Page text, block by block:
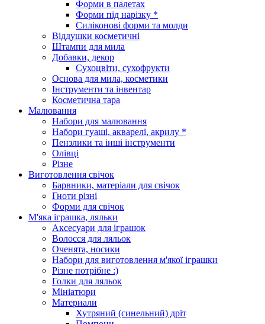
Форми в палетах
Форми під нарізку *
Силіконові форми та молди
Віддушки косметичні
Штампи для мила
Добавки, декор
Сухоцвіти, сухофрукти
Основа для мила, косметики
Інструменти та інвентар
Косметична тара
Малювання
Набори для малювання
Набори гуаші, акварелі, акрилу *
Пензлики та інші інструменти
Олівці
Різне
Виготовлення свічок
Барвники, матеріали для свічок
Гноти різні
Форми для свічок
М'яка іграшка, ляльки
Аксесуари для іграшок
Волосся для ляльок
Оченята, носики
Набори для виготовлення м'якої іграшки
Різне потрібне :)
Голки для ляльок
Мініатюри
Материали
Хутряний (синельний) дріт